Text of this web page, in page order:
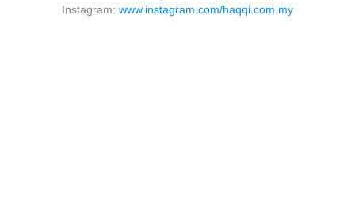
Instagram: www.instagram.com/haqqi.com.my